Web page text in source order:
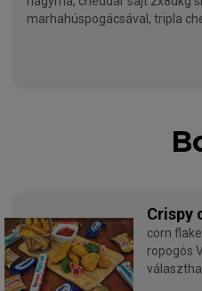
marhahúspogácsával, tripla
Crispy
corn
ropogós